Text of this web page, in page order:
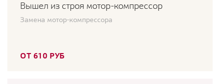
Вышел из строя мотор-компрессор
Замена мотор-компрессора
ОТ 610 РУБ